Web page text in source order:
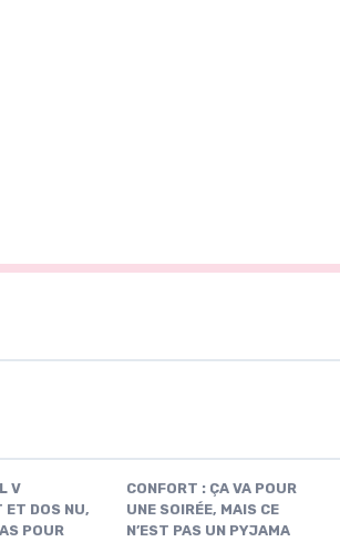
V
ET DOS NU,
POUR
CONFORT : ÇA VA POUR
UNE SOIRÉE, MAIS CE
N’EST PAS UN PYJAMA